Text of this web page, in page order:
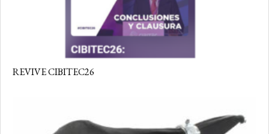
REVIVE CIBITEC26